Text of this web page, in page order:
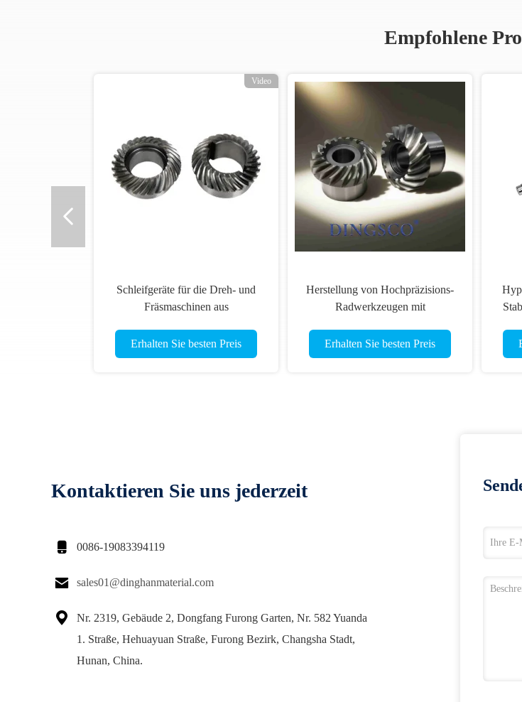
Empfohlene
Video
Schleifgeräte für die Dreh- und
Fräsmaschinen aus
Erhalten Sie besten Preis
Herstellung von Hochpräzisions-
Radwerkzeugen mit
Erhalten Sie besten Preis
Kontaktieren Sie uns jederzeit
 0086-19083394119
 sales01@dinghanmaterial.com

Nr. 2319, Gebäude 2, Dongfang Furong Garten, Nr. 582 Yuanda
1. Straße, Hehuayuan Straße, Furong Bezirk, Changsha Stadt,
Hunan, China.